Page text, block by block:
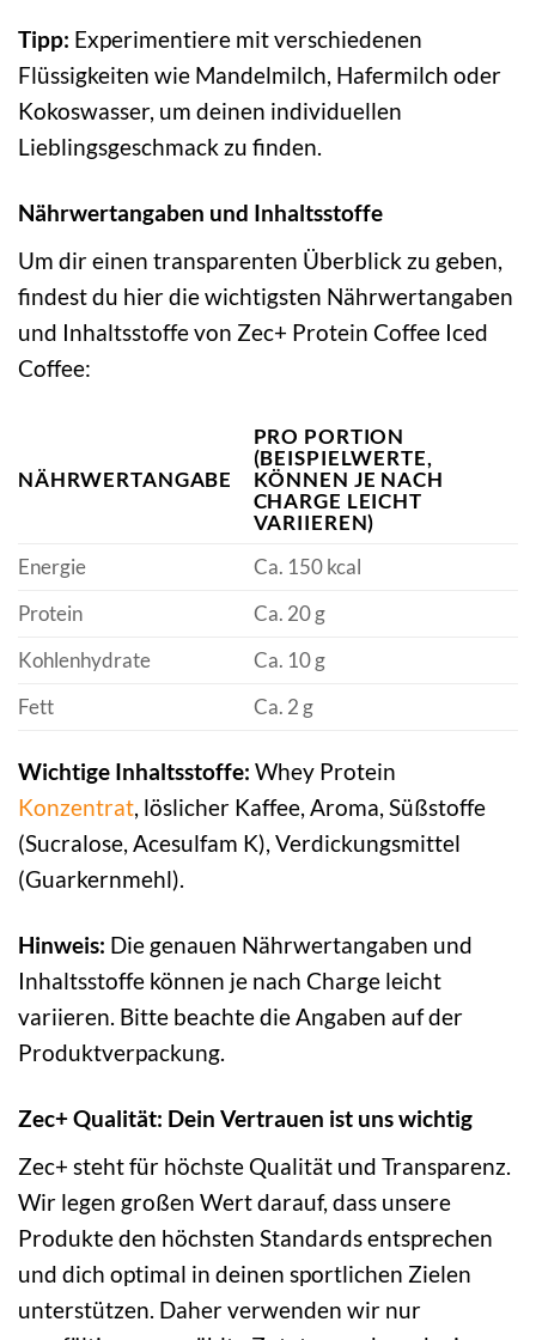
Tipp: Experimentiere mit verschiedenen
Flüssigkeiten wie Mandelmilch, Hafermilch oder
Kokoswasser, um deinen individuellen
Lieblingsgeschmack zu finden.
Nährwertangaben und Inhaltsstoffe
Um dir einen transparenten Überblick zu geben,
findest du hier die wichtigsten Nährwertangaben
und Inhaltsstoffe von Zec+ Protein Coffee Iced
Coffee:
NÄHRWERTANGABE
PRO PORTION
(BEISPIELWERTE,
KÖNNEN JE NACH
CHARGE LEICHT
VARIIEREN)
Energie
Ca. 150 kcal
Protein
Ca. 20 g
Kohlenhydrate
Ca. 10 g
Fett
Ca. 2 g
Wichtige Inhaltsstoffe: Whey Protein
Konzentrat, löslicher Kaffee, Aroma, Süßstoffe
(Sucralose, Acesulfam K), Verdickungsmittel
(Guarkernmehl).
Hinweis: Die genauen Nährwertangaben und
Inhaltsstoffe können je nach Charge leicht
variieren. Bitte beachte die Angaben auf der
Produktverpackung.
Zec+ Qualität: Dein Vertrauen ist uns wichtig
Zec+ steht für höchste Qualität und Transparenz.
Wir legen großen Wert darauf, dass unsere
Produkte den höchsten Standards entsprechen
und dich optimal in deinen sportlichen Zielen
unterstützen. Daher verwenden wir nur